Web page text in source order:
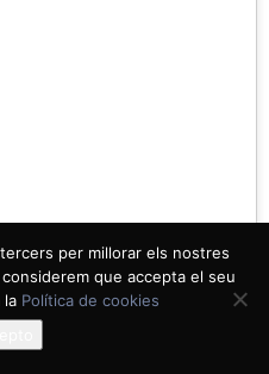
per millorar els nostres
que accepta el seu
la Política de cookies